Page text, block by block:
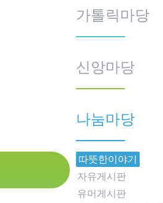
가톨릭마당
신앙마당
나눔마당
따뜻한이야기
자유게시판
유머게시판